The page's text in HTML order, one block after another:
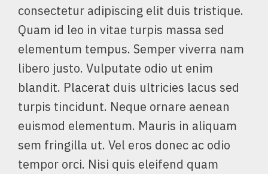
consectetur adipiscing elit duis tristique.
Quam id leo in vitae turpis massa sed
elementum tempus. Semper viverra nam
libero justo. Vulputate odio ut enim
blandit. Placerat duis ultricies lacus sed
turpis tincidunt. Neque ornare aenean
euismod elementum. Mauris in aliquam
sem fringilla ut. Vel eros donec ac odio
tempor orci. Nisi quis eleifend quam